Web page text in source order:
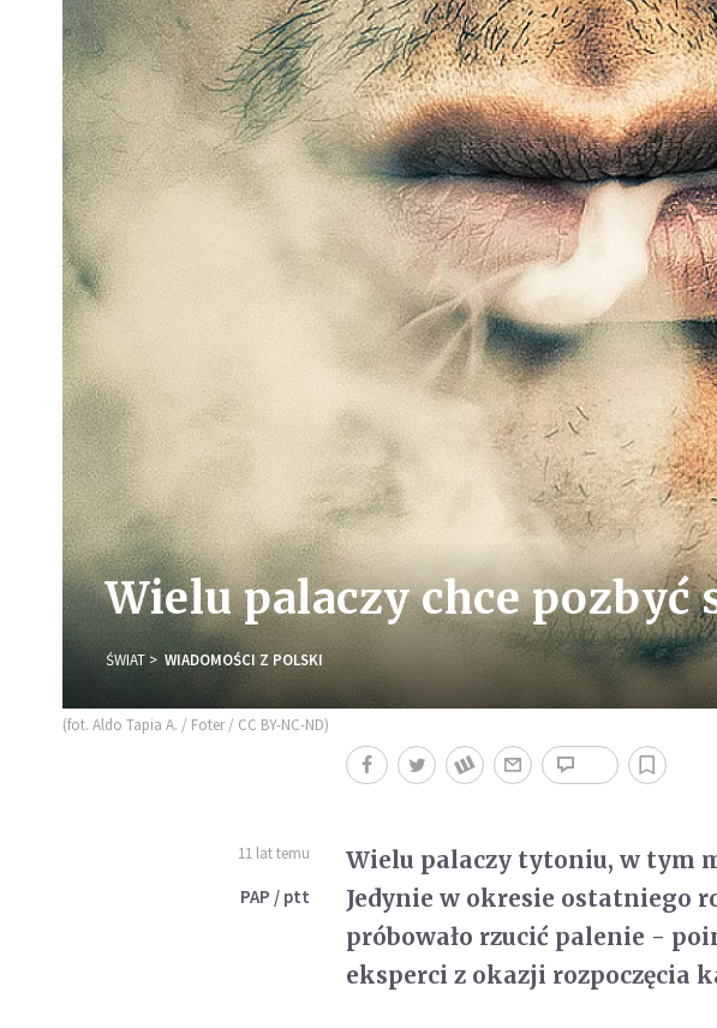
Wielu palaczy chce pozbyć
ŚWIAT WIADOMOŚCI Z POLSKI
(fot. Aldo Tapia A. / Foter / CC BY-NC-ND)
11 lat temu
PAP / ptt
Wielu palaczy tytoniu, w tym
Jedynie w okresie ostatniego
próbowało rzucić palenie -
eksperci z okazji rozpoczęcia